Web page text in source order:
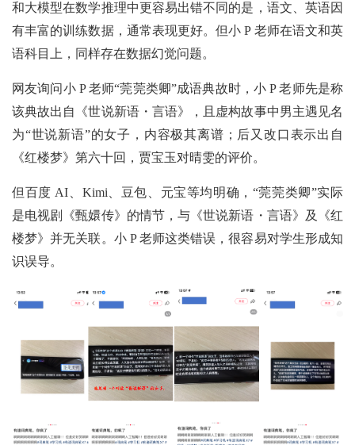
和大模型在数学推理中更容易出错不同的是，语文、英语因
有丰富的训练数据，通常表现更好。但小 P 老师在语文和英
语科目上，同样存在数据幻觉问题。
网友询问小 P 老师“莞莞类卿”成语典故时，小 P 老师先是称
该典故出自《世说新语・言语》，且虚构故事中男主遇见名
为“世说新语”的女子，内容极其离谱；后又改口表示出自
《红楼梦》第六十回，贾宝玉对晴雯的评价。
但百度 AI、Kimi、豆包、元宝等均明确，“莞莞类卿”实际
是电视剧《甄嬛传》的情节，与《世说新语・言语》及《红
楼梦》并无关联。小 P 老师这类错误，很容易对学生形成知
识误导。